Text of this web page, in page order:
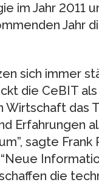
im Jahr 2011
Jahr
sich immer
die CeBIT
das
Erfahrungen
sagte Frank
die